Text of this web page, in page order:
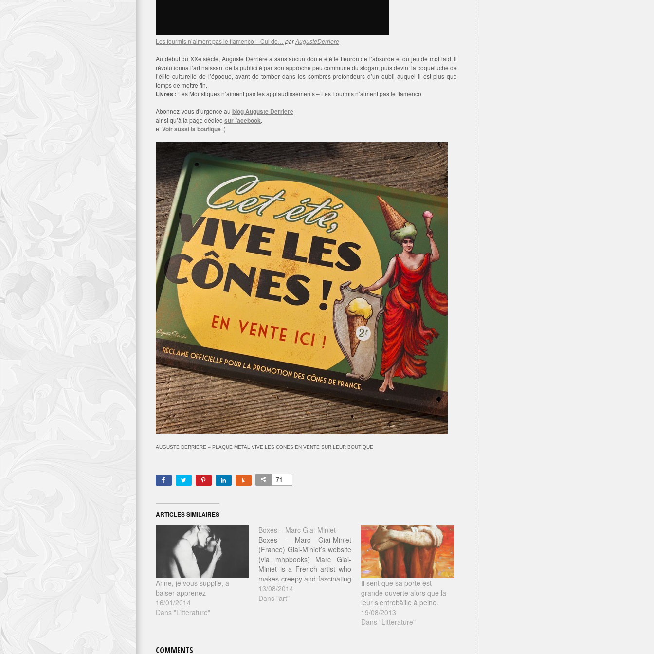
Les fourmis n’aiment pas le flamenco – Cul de… parAugusteDerriere
Au début du XXe siècle, Auguste Derrière a sans aucun doute été le fleuron de l’absurde et du jeu de mot laid. Il
révolutionna l’art naissant de la publicité par son approche peu commune du slogan, puis devint la coqueluche de
l’élite culturelle de l’époque, avant de tomber dans les sombres profondeurs d’un oubli auquel il est plus que
temps de mettre fin.
Livres : Les Moustiques n’aiment pas les applaudissements – Les Fourmis n’aiment pas le flamenco
Abonnez-vous d’urgence au blog Auguste Derriere
ainsi qu’à la page dédiée sur facebook.
etVoir aussi la boutique :)
AUGUSTE DERRIERE – PLAQUE METAL VIVE LES CONES EN VENTE SUR LEUR BOUTIQUE
71
ARTICLES SIMILAIRES
Anne, je vous supplie, à
baiser apprenez
16/01/2014
Dans "Litterature"
Boxes – Marc Giai-Miniet
Boxes - Marc Giai-Miniet
(France) Giai-Miniet’s website
(via mhpbooks) Marc Giai-
Miniet is a French artist who
makes creepy and fascinating
dioramas that tend to feature
reproductions of human
13/08/2014
Dans "art"
Il sent que sa porte est
grande ouverte alors que la
leur s’entrebâille à peine.
19/08/2013
Dans "Litterature"
COMMENTS